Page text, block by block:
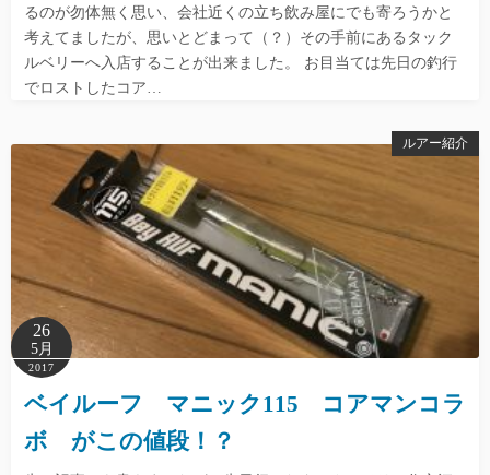
るのが勿体無く思い、会社近くの立ち飲み屋にでも寄ろうかと
考えてましたが、思いとどまって（？）その手前にあるタック
ルベリーへ入店することが出来ました。 お目当ては先日の釣行
でロストしたコア…
ルアー紹介
26
5月
2017
ベイルーフ マニック115 コアマンコラ
ボ がこの値段！？